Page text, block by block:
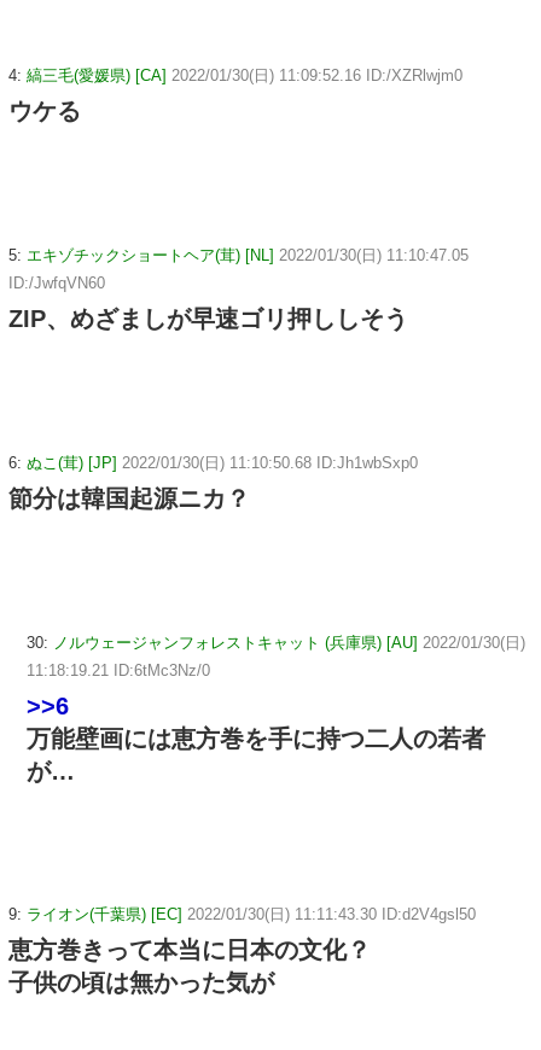
4: 縞三毛(愛媛県) [CA] 2022/01/30(日) 11:09:52.16 ID:/XZRlwjm0
ウケる
5: エキゾチックショートヘア(茸) [NL] 2022/01/30(日) 11:10:47.05
ID:/JwfqVN60
ZIP、めざましが早速ゴリ押ししそう
6: ぬこ(茸) [JP] 2022/01/30(日) 11:10:50.68 ID:Jh1wbSxp0
節分は韓国起源ニカ？
30: ノルウェージャンフォレストキャット (兵庫県) [AU] 2022/01/30(日)
11:18:19.21 ID:6tMc3Nz/0
>>6
万能壁画には恵方巻を手に持つ二人の若者
が…
9: ライオン(千葉県) [EC] 2022/01/30(日) 11:11:43.30 ID:d2V4gsl50
恵方巻きって本当に日本の文化？
子供の頃は無かった気が